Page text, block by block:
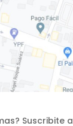
Suscribite a